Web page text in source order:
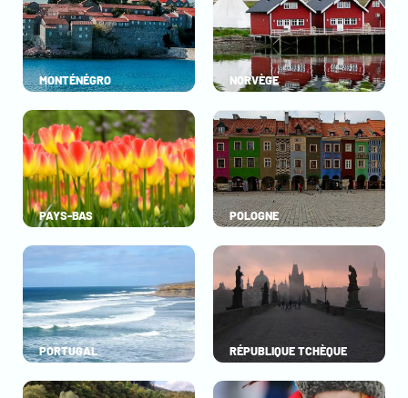
MONTÉNÉGRO NORVÈGE
PAYS-BAS POLOGNE
PORTUGAL RÉPUBLIQUE TCHÈQUE